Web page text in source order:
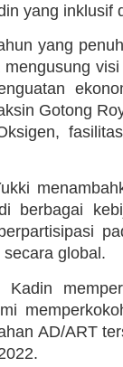
yang inklusif
yang
Gotong
berbagai
global.
AD/ART